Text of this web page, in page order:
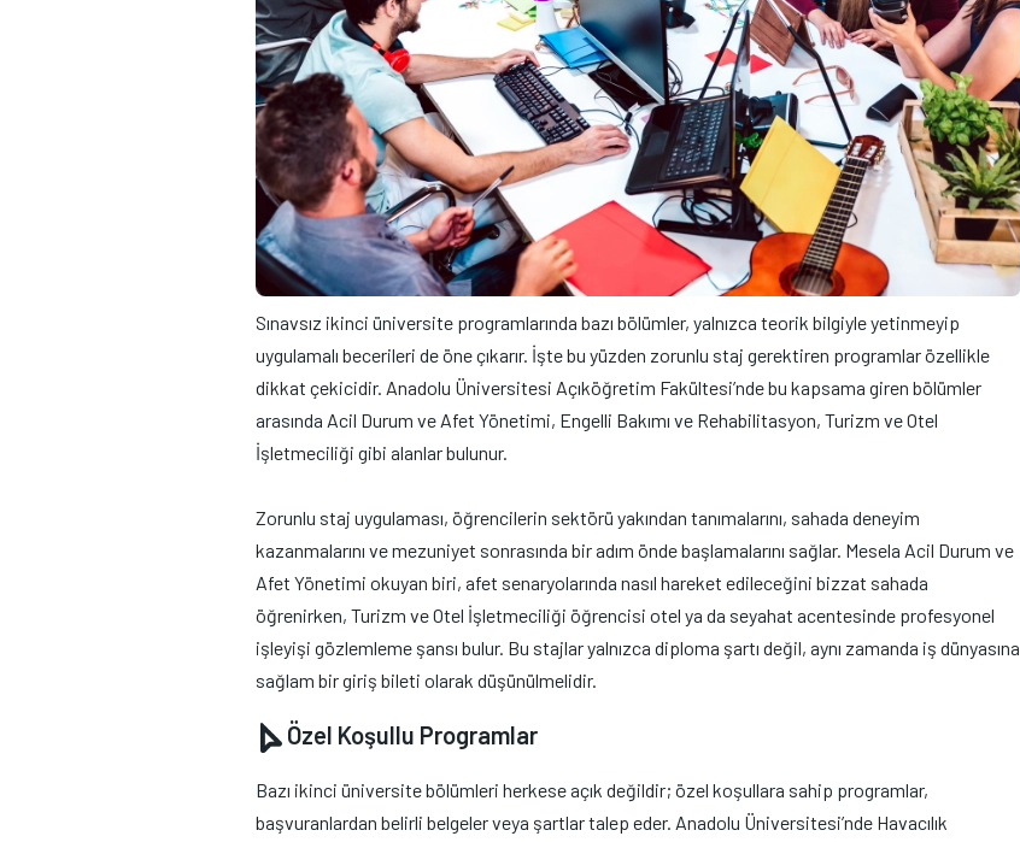
Sınavsız ikinci üniversite programlarında bazı bölümler, yalnızca teorik bilgiyle yetinmeyip
uygulamalı becerileri de öne çıkarır. İşte bu yüzden zorunlu staj gerektiren programlar özellikle
dikkat çekicidir. Anadolu Üniversitesi Açıköğretim Fakültesi’nde bu kapsama giren bölümler
arasında Acil Durum ve Afet Yönetimi, Engelli Bakımı ve Rehabilitasyon, Turizm ve Otel
İşletmeciliği gibi alanlar bulunur.
Zorunlu staj uygulaması, öğrencilerin sektörü yakından tanımalarını, sahada deneyim
kazanmalarını ve mezuniyet sonrasında bir adım önde başlamalarını sağlar. Mesela Acil Durum ve
Afet Yönetimi okuyan biri, afet senaryolarında nasıl hareket edileceğini bizzat sahada
öğrenirken, Turizm ve Otel İşletmeciliği öğrencisi otel ya da seyahat acentesinde profesyonel
işleyişi gözlemleme şansı bulur. Bu stajlar yalnızca diploma şartı değil, aynı zamanda iş dünyasına
sağlam bir giriş bileti olarak düşünülmelidir.
Özel Koşullu Programlar
Bazı ikinci üniversite bölümleri herkese açık değildir; özel koşullara sahip programlar,
başvuranlardan belirli belgeler veya şartlar talep eder. Anadolu Üniversitesi’nde Havacılık